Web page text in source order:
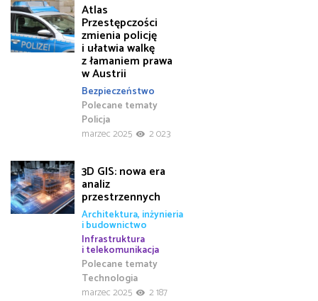
Atlas
Przestępczości
zmienia policję
i ułatwia walkę
z łamaniem prawa
w Austrii
Bezpieczeństwo
Polecane tematy
Policja
marzec 2025
2 023
3D GIS: nowa era
analiz
przestrzennych
Architektura, inżynieria
i budownictwo
Infrastruktura
i telekomunikacja
Polecane tematy
Technologia
marzec 2025
2 187